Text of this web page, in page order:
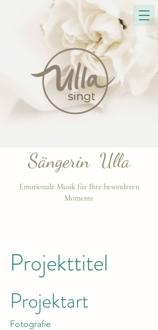
Sängerin Ulla
Emotionale Musik für Ihre besonderen
Momente
Projekttitel
Projektart
Fotografie